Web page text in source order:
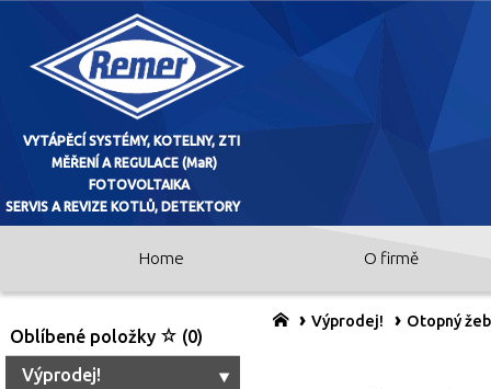
MĚŘENÍ A REGULACE (MaR)
FOTOVOLTAIKA
Home O firmě
Oblíbené položky
(0)
Výprodej!
Výprodej! Otopný